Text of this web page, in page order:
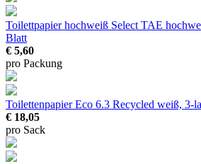
Toilettpapier hochweiß Select TAE
Blatt
€ 5,60
pro Packung
Toilettenpapier Eco 6.3 Recycled weiß, 3-
€ 18,05
pro Sack